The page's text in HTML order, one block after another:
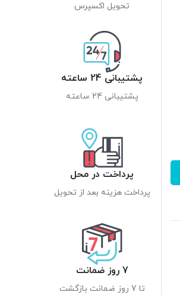
تحویل اکسپرس
پشتیبانی 24 ساعته
پشتیبانی 24 ساعته
پرداخت در محل
پرداخت هزینه بعد از تحویل
7 روز ضمانت
تا 7 روز ضمانت بازگشت